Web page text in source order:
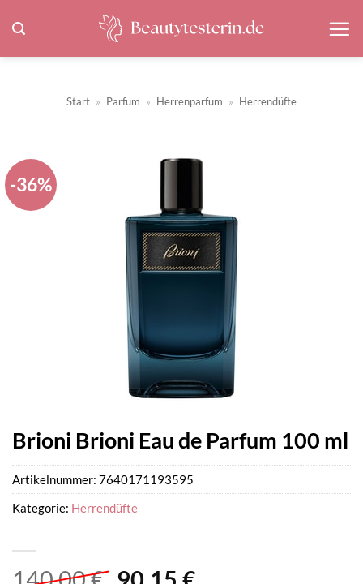
Inhalt
springen
Start » Parfum » Herrenparfum » Herrendüfte
-36%
Brioni Brioni Eau de Parfum 100 ml
Ursprünglicher
Aktueller
Artikelnummer: 7640171193595
Kategorie: Herrendüfte